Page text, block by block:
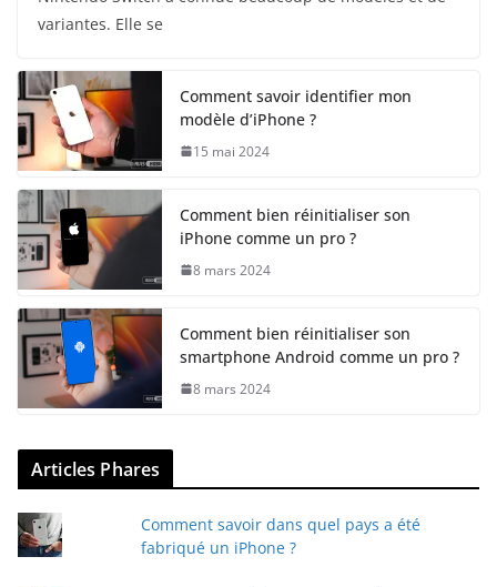
variantes. Elle se
Comment savoir identifier mon
modèle d’iPhone ?
15 mai 2024
Comment bien réinitialiser son
iPhone comme un pro ?
8 mars 2024
Comment bien réinitialiser son
smartphone Android comme un pro ?
8 mars 2024
Articles Phares
Comment savoir dans quel pays a été
fabriqué un iPhone ?